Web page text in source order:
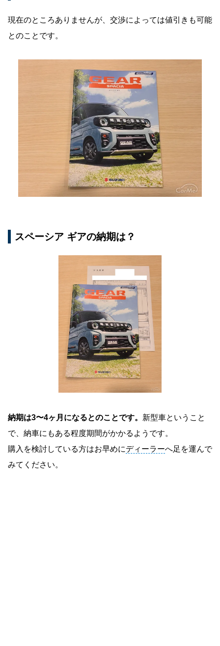
現在のところありませんが、交渉によっては値引きも可能
とのことです。
スペーシア ギアの納期は？
納期は3〜4ヶ月になるとのことです。 新型車ということ
で、納車にもある程度期間がかかるようです。
購入を検討している方はお早めにディーラーへ足を運んで
みてください。